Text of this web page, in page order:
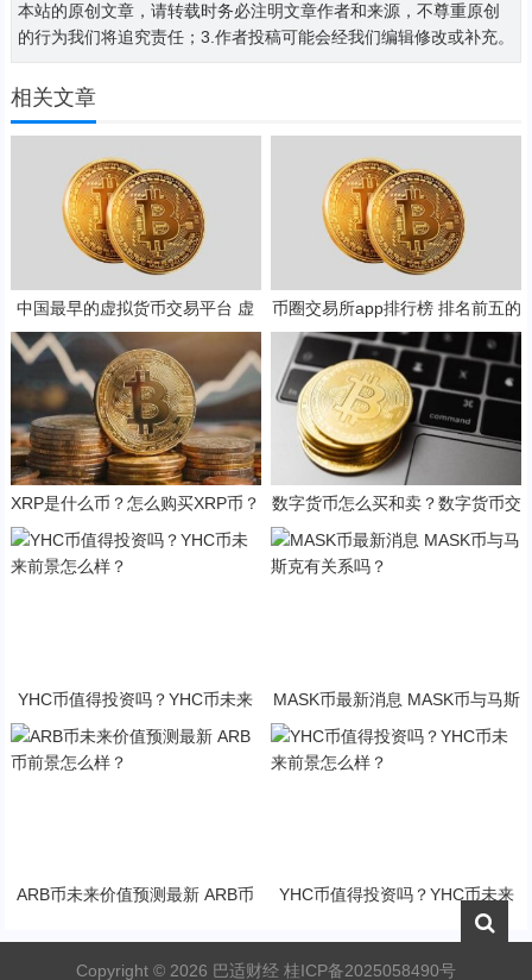
本站的原创文章，请转载时务必注明文章作者和来源，不尊重原创
的行为我们将追究责任；3.作者投稿可能会经我们编辑修改或补充。
相关文章
中国最早的虚拟货币交易平台 虚
拟币交易软件app排行榜
币圈交易所app排行榜 排名前五的
币圈交易所推荐
XRP是什么币？怎么购买XRP币？
XRP币官网总量和币种概念介绍
数字货币怎么买和卖？数字货币交
YHC币值得投资吗？YHC币未来
MASK币最新消息 MASK币与马斯
ARB币未来价值预测最新 ARB币
YHC币值得投资吗？YHC币未来
Copyright © 2026 巴适财经桂ICP备2025058490号